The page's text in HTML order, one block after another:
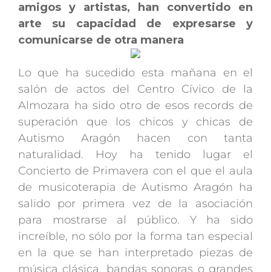
amigos y artistas, han convertido en
arte su capacidad de expresarse y
comunicarse de otra manera
Lo que ha sucedido esta mañana en el
salón de actos del Centro Cívico de la
Almozara ha sido otro de esos records de
superación que los chicos y chicas de
Autismo Aragón hacen con tanta
naturalidad. Hoy ha tenido lugar el
Concierto de Primavera con el que el aula
de musicoterapia de Autismo Aragón ha
salido por primera vez de la asociación
para mostrarse al público. Y ha sido
increíble, no sólo por la forma tan especial
en la que se han interpretado piezas de
música clásica, bandas sonoras o grandes